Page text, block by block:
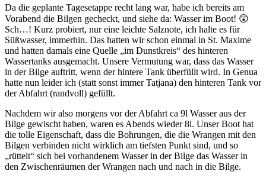
Da die geplante Tagesetappe recht lang war, habe ich bereits am
Vorabend die Bilgen gecheckt, und siehe da: Wasser im Boot! 😲
Sch…! Kurz probiert, nur eine leichte Salznote, ich halte es für
Süßwasser, immerhin. Das hatten wir schon einmal in St. Maxime
und hatten damals eine Quelle „im Dunstkreis“ des hinteren
Wassertanks ausgemacht. Unsere Vermutung war, dass das Wasser
in der Bilge auftritt, wenn der hintere Tank überfüllt wird. In Genua
hatte nun leider ich (statt sonst immer Tatjana) den hinteren Tank vor
der Abfahrt (randvoll) gefüllt.
Nachdem wir also morgens vor der Abfahrt ca 9l Wasser aus der
Bilge gewischt haben, waren es Abends wieder 8l. Unser Boot hat
die tolle Eigenschaft, dass die Bohrungen, die die Wrangen mit den
Bilgen verbinden nicht wirklich am tiefsten Punkt sind, und so
„rüttelt“ sich bei vorhandenem Wasser in der Bilge das Wasser in
den Zwischenräumen der Wrangen nach und nach in die Bilge.